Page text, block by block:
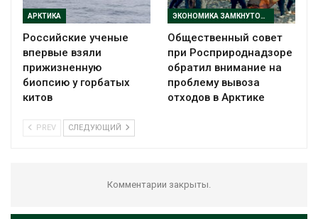
АРКТИКА
Российские ученые
впервые взяли
прижизненную
биопсию у горбатых
китов
ЭКОНОМИКА ЗАМКНУТОГО ЦИКЛА
Общественный совет
при Росприроднадзоре
обратил внимание на
проблему вывоза
отходов в Арктике
PREV СЛЕДУЮЩИЙ
Комментарии закрыты.